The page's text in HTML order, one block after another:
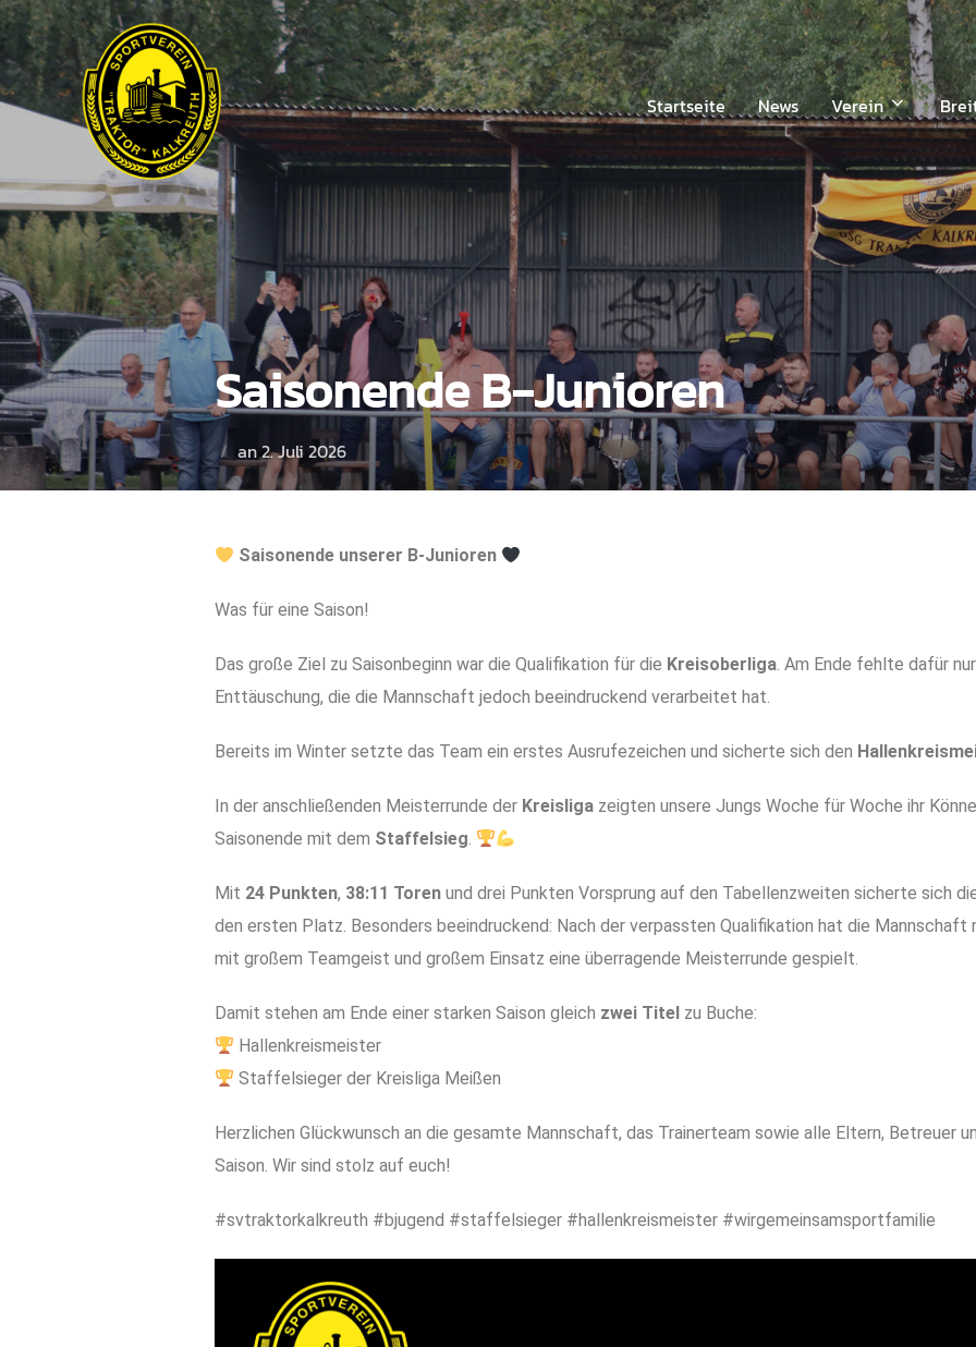
Startseite News Verein
Saisonende B-Junioren
an2. Juli 2026
Saisonende unserer B-Junioren
Was für eine Saison!
Das große Ziel zu Saisonbeginn war die Qualifikation für die Kreisoberliga. Am Ende fehlte dafür
Enttäuschung, die die Mannschaft jedoch beeindruckend verarbeitet hat.
Bereits im Winter setzte das Team ein erstes Ausrufezeichen und sicherte sich den
In der anschließenden Meisterrunde der Kreisliga zeigten unsere Jungs Woche für Woche ihr
Saisonende mit dem Staffelsieg.
Mit 24 Punkten, 38:11 Toren und drei Punkten Vorsprung auf den Tabellenzweiten sicherte sich
den ersten Platz. Besonders beeindruckend: Nach der verpassten Qualifikation hat die Mannschaft
mit großem Teamgeist und großem Einsatz eine überragende Meisterrunde gespielt.
Damit stehen am Ende einer starken Saison gleich zwei Titel zu Buche:
Hallenkreismeister
Staffelsieger der Kreisliga Meißen
Herzlichen Glückwunsch an die gesamte Mannschaft, das Trainerteam sowie alle Eltern, Betreuer
Saison. Wir sind stolz auf euch!
#svtraktorkalkreuth #bjugend #staffelsieger #hallenkreismeister #wirgemeinsamsportfamilie